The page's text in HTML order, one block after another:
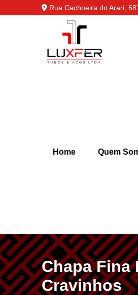
Rua Cachoeira do Arari,
Home Quem
Chapa Fina
Cravinhos